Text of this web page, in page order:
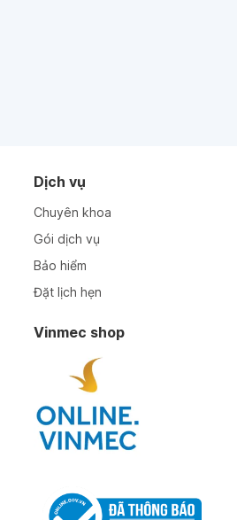
Dịch vụ
Chuyên khoa
Gói dịch vụ
Bảo hiểm
Đặt lịch hẹn
Vinmec shop